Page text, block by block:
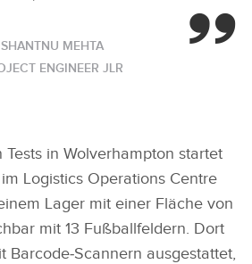
SHANTNU MEHTA
ENGINEER JLR
in Wolverhampton startet
Logistics Operations Centre
Lager mit einer Fläche von
mit 13 Fußballfeldern. Dort
Barcode‑Scannern ausgestattet,